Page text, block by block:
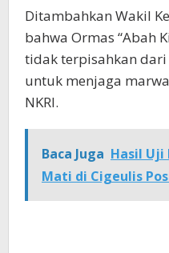
Ditambahkan Wakil
bahwa Ormas “Abah
tidak terpisahkan
untuk menjaga
NKRI.
Baca Juga Hasil Uji
Mati di Cigeulis